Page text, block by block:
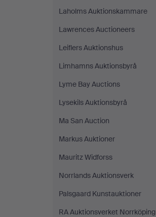
Laholms Auktionskammare
Lawrences Auctioneers
Leiflers Auktionshus
Limhamns Auktionsbyrå
Lyme Bay Auctions
Lysekils Auktionsbyrå
Ma San Auction
Markus Auktioner
Mauritz Widforss
Norrlands Auktionsverk
Palsgaard Kunstauktioner
RA Auktionsverket Norrköping